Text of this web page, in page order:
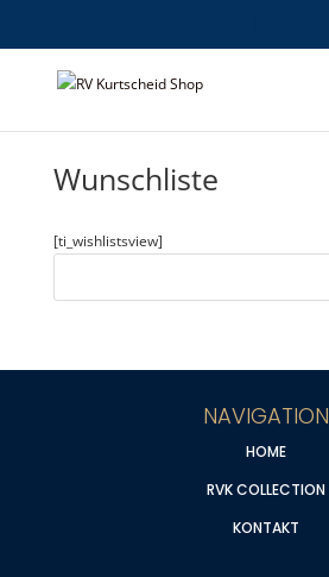
Wunschliste
[ti_wishlistsview]
NAVIGATION
HOME
RVK COLLECTION
KONTAKT